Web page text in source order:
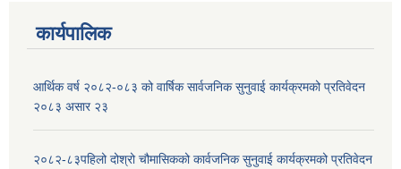
कार्यपालिक
आर्थिक वर्ष २०८२-०८३ को वार्षिक सार्वजनिक सुनुवाई कार्यक्रमको प्रतिवेदन
२०८३ असार २३
२०८२-८३पहिलो दोश्रो चौमासिकको कार्वजनिक सुनुवाई कार्यक्रमको प्रतिवेदन